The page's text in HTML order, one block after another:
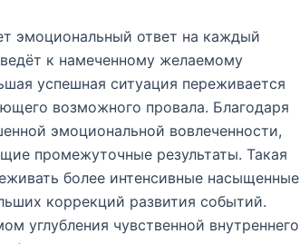
эмоциональный ответ на каждый
к намеченному желаемому
успешная ситуация переживается
возможного провала. Благодаря
эмоциональной вовлеченности,
промежуточные результаты. Такая
более интенсивные насыщенные
коррекций развития событий.
углубления чувственной внутреннего